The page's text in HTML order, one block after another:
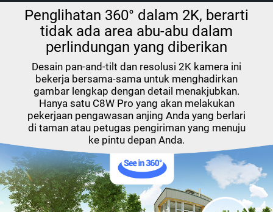
Penglihatan 360° dalam 2K, berarti
tidak ada area abu-abu dalam
perlindungan yang diberikan
Desain pan-and-tilt dan resolusi 2K kamera ini
bekerja bersama-sama untuk menghadirkan
gambar lengkap dengan detail menakjubkan.
Hanya satu C8W Pro yang akan melakukan
pekerjaan pengawasan anjing Anda yang berlari
di taman atau petugas pengiriman yang menuju
ke pintu depan Anda.